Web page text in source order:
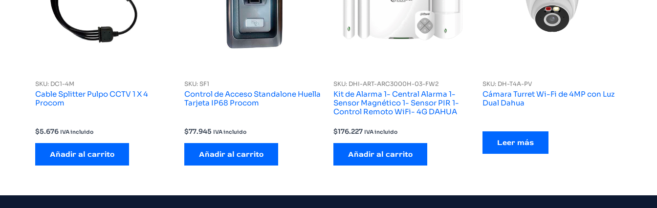
SKU: DC1-4M
Cable Splitter Pulpo CCTV 1 X 4
Procom
$5.676 IVA incluido
Añadir al carrito
SKU: SF1
Control de Acceso Standalone Huella
Tarjeta IP68 Procom
$77.945 IVA incluido
Añadir al carrito
SKU: DHI-ART-ARC3000H-03-FW2
Kit de Alarma 1- Central Alarma 1-
Sensor Magnético 1- Sensor PIR 1-
Control Remoto WiFi- 4G DAHUA
$176.227 IVA incluido
Añadir al carrito
SKU: DH-T4A-PV
Cámara Turret Wi-Fi de 4MP con Luz
Dual Dahua
Leer más